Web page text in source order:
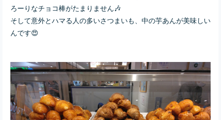
ろーりなチョコ棒がたまりません🎶
そして意外とハマる人の多いさつまいも、中の芋あんが美味しい
んです😍